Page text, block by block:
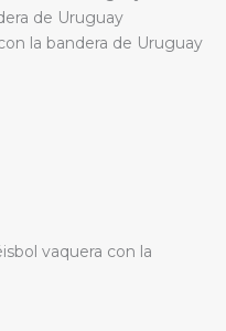
de Uruguay
la bandera de Uruguay
vaquera con la